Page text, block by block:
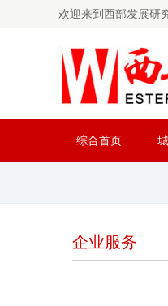
欢迎来到西部发展研
综合首页
企业服务